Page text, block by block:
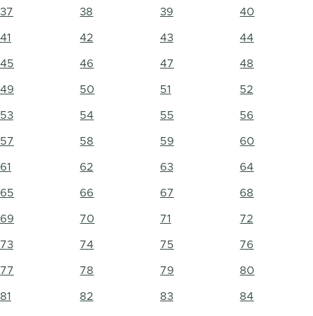
37 38 39 40
41 42 43 44
45 46 47 48
49 50 51 52
53 54 55 56
57 58 59 60
61 62 63 64
65 66 67 68
69 70 71 72
73 74 75 76
77 78 79 80
81 82 83 84